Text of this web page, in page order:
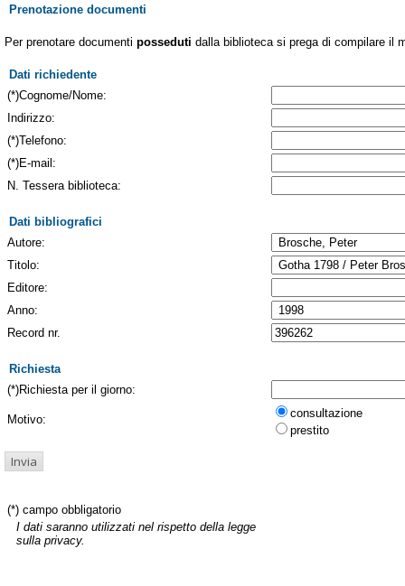
Prenotazione documenti
Per prenotare documenti posseduti dalla biblioteca si prega di compilare il
Dati richiedente
(*)Cognome/Nome:
Indirizzo:
(*)Telefono:
(*)E-mail:
N. Tessera biblioteca:
Dati bibliografici
Autore:
Titolo:
Editore:
Anno:
Record nr.
Richiesta
(*)Richiesta per il giorno:
Motivo:
consultazione
prestito
(*) campo obbligatorio
I dati saranno utilizzati nel rispetto della legge
sulla privacy.